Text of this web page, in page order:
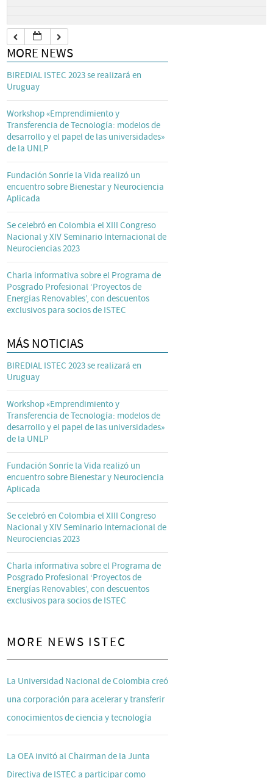
MORE NEWS
BIREDIAL ISTEC 2023 se realizará en
Uruguay
Workshop «Emprendimiento y
Transferencia de Tecnología: modelos de
desarrollo y el papel de las universidades»
de la UNLP
Fundación Sonríe la Vida realizó un
encuentro sobre Bienestar y Neurociencia
Aplicada
Se celebró en Colombia el XIII Congreso
Nacional y XIV Seminario Internacional de
Neurociencias 2023
Charla informativa sobre el Programa de
Posgrado Profesional ‘Proyectos de
Energías Renovables’, con descuentos
exclusivos para socios de ISTEC
MÁS NOTICIAS
BIREDIAL ISTEC 2023 se realizará en
Uruguay
Workshop «Emprendimiento y
Transferencia de Tecnología: modelos de
desarrollo y el papel de las universidades»
de la UNLP
Fundación Sonríe la Vida realizó un
encuentro sobre Bienestar y Neurociencia
Aplicada
Se celebró en Colombia el XIII Congreso
Nacional y XIV Seminario Internacional de
Neurociencias 2023
Charla informativa sobre el Programa de
Posgrado Profesional ‘Proyectos de
Energías Renovables’, con descuentos
exclusivos para socios de ISTEC
MORE NEWS ISTEC
La Universidad Nacional de Colombia creó
una corporación para acelerar y transferir
conocimientos de ciencia y tecnología
La OEA invitó al Chairman de la Junta
Directiva de ISTEC a participar como